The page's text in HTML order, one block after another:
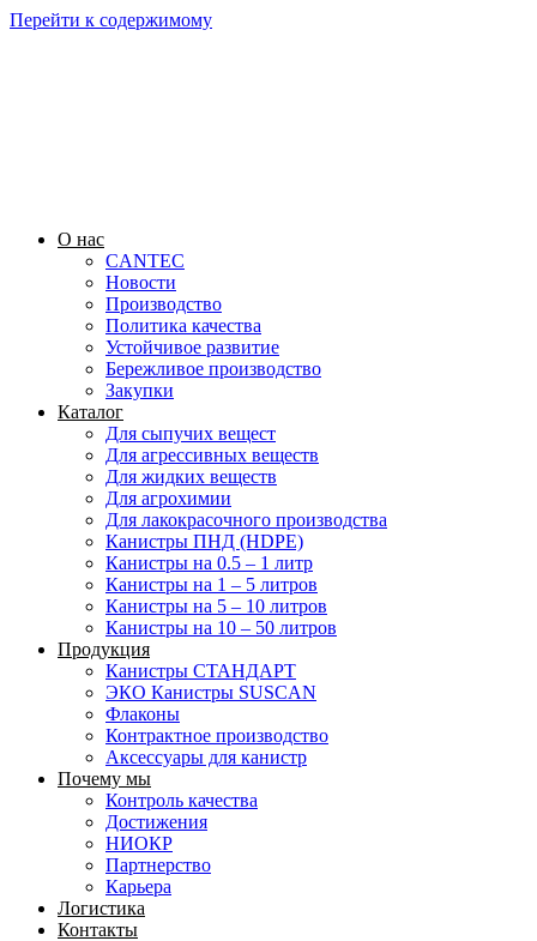
Перейти к содержимому
О нас
CANTEC
Новости
Производство
Политика качества
Устойчивое развитие
Бережливое производство
Закупки
Каталог
Для сыпучих вещест
Для агрессивных веществ
Для жидких веществ
Для агрохимии
Для лакокрасочного производства
Канистры ПНД (HDPE)
Канистры на 0.5 – 1 литр
Канистры на 1 – 5 литров
Канистры на 5 – 10 литров
Канистры на 10 – 50 литров
Продукция
Канистры СТАНДАРТ
ЭКО Канистры SUSCAN
Флаконы
Контрактное производство
Аксессуары для канистр
Почему мы
Контроль качества
Достижения
НИОКР
Партнерство
Карьера
Логистика
Контакты